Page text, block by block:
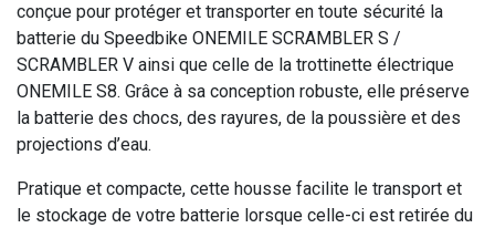
conçue pour protéger et transporter en toute sécurité la
batterie du Speedbike ONEMILE SCRAMBLER S /
SCRAMBLER V ainsi que celle de la trottinette électrique
ONEMILE S8. Grâce à sa conception robuste, elle préserve
la batterie des chocs, des rayures, de la poussière et des
projections d’eau.
Pratique et compacte, cette housse facilite le transport et
le stockage de votre batterie lorsque celle-ci est retirée du